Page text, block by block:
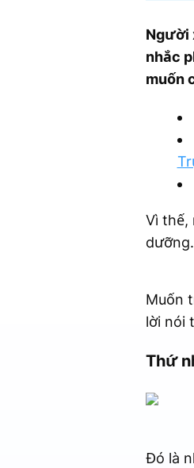
Người
nhắc
muốn
Vì thế,
dưỡng.
Muốn
lời nói
Thứ
Đó là